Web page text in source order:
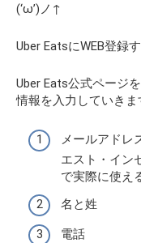
(‘ω’)ノ↑
Uber EatsにWEB登録
Uber Eats公式ページ
情報を入力していきま
メールアド
エスト・イン
で実際に使え
名と姓 ➡
電話 ➡ 認